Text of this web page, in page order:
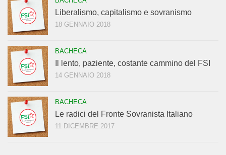
Liberalismo, capitalismo e sovranismo
18 GENNAIO 2018
BACHECA
Il lento, paziente, costante cammino del FSI
14 GENNAIO 2018
BACHECA
Le radici del Fronte Sovranista Italiano
11 DICEMBRE 2017